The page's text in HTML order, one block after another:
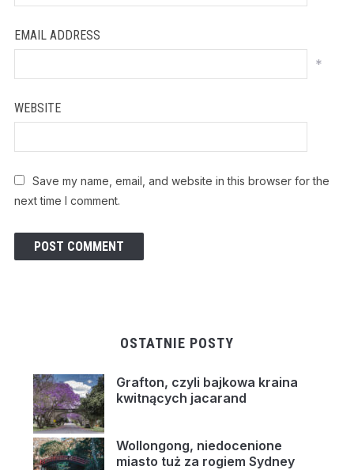
EMAIL ADDRESS
*
WEBSITE
Save my name, email, and website in this browser for the
next time I comment.
OSTATNIE POSTY
Grafton, czyli bajkowa kraina
kwitnących jacarand
Wollongong, niedocenione
miasto tuż za rogiem Sydney